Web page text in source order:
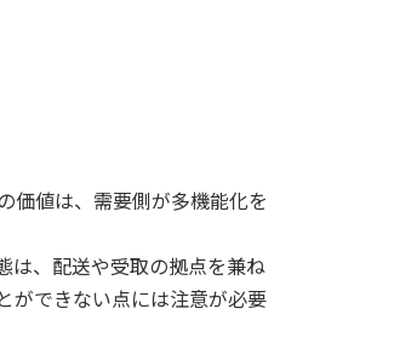
価値は、需要側が多機能化を
は、配送や受取の拠点を兼ね
ができない点には注意が必要